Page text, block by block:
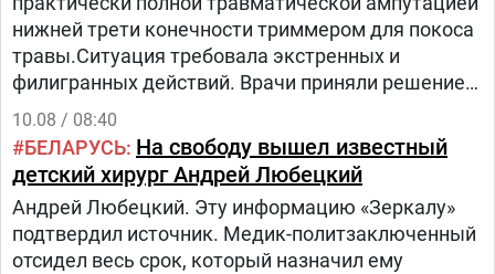
нижней трети конечности триммером для покоса
травы.Ситуация требовала экстренных и
филигранных действий. Врачи приняли решение
бороться за сохранение ноги, несмотря на
сложность повреждений, стопа держалась на
единственном кожном лоскуте по задней
поверхности голени.
10.08 / 08:40
БЕЛАРУСЬ На свободу вышел известный
детский хирург Андрей Любецкий
Андрей Любецкий. Эту информацию «Зеркалу»
подтвердил источник. Медик-политзаключенный
отсидел весь срок, который назначил ему